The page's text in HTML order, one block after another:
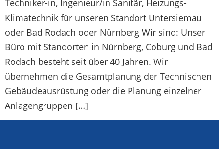
Techniker-in, Ingenieur/in Sanitär, Heizungs-
Klimatechnik für unseren Standort Untersiemau
oder Bad Rodach oder Nürnberg Wir sind: Unser
Büro mit Standorten in Nürnberg, Coburg und Bad
Rodach besteht seit über 40 Jahren. Wir
übernehmen die Gesamtplanung der Technischen
Gebäudeausrüstung oder die Planung einzelner
Anlagengruppen […]